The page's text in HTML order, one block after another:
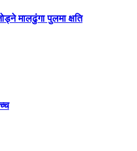
मालढुंगा पुलमा क्षति